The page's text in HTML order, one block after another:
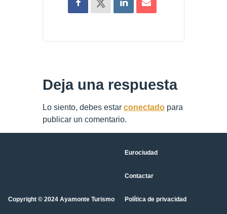
Deja una respuesta
Lo siento, debes estar conectado para
publicar un comentario.
Copyright © 2024 Ayamonte Turismo
Eurociudad
Contactar
Política de privacidad